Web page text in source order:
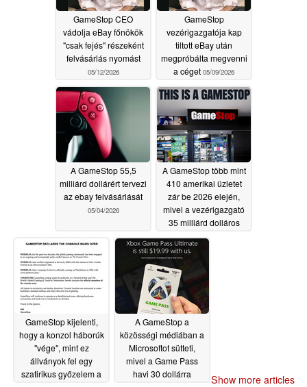
GameStop CEO
vádolja eBay főnökök
"csak fejés" részeként
felvásárlás nyomást
05/12/2026
GameStop
vezérigazgatója kap
tiltott eBay után
megpróbálta megvenni
a céget 05/09/2026
A GameStop 55,5
milliárd dollárért tervezi
az ebay felvásárlását
05/04/2026
A GameStop több mint
410 amerikai üzletet
zár be 2026 elején,
mivel a vezérigazgató
35 milliárd dolláros
hatalmas
felháborodást vált ki
01/12/2026
GameStop kijelenti,
hogy a konzol háborúk
"vége", mint ez
állványok fel egy
szatirikus győzelem a
A GameStop a
közösségi médiában a
Microsoftot sütteti,
mivel a Game Pass
havi 30 dollárra
Show more articles